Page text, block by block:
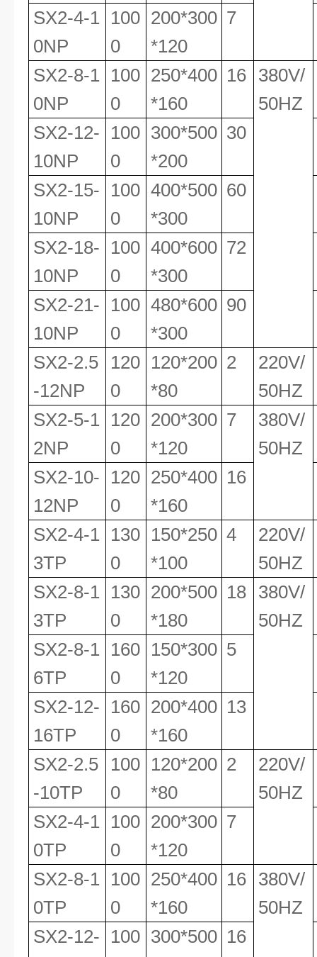
SX2-4-1
0NP
100
0
200*300
*120
7
SX2-8-1
0NP
100
0
250*400
*160
16 380V/
50HZ
SX2-12-
10NP
100
0
300*500
*200
30
SX2-15-
10NP
100
0
400*500
*300
60
SX2-18-
10NP
100
0
400*600
*300
72
SX2-21-
10NP
100
0
480*600
*300
90
SX2-2.5
-12NP
120
0
120*200
*80
2
220V/
50HZ
SX2-5-1
2NP
120
0
200*300
*120
7
380V/
50HZ
SX2-10-
12NP
120
0
250*400
*160
16
SX2-4-1
3TP
130
0
150*250
*100
4
220V/
50HZ
SX2-8-1
3TP
130
0
200*500
*180
18 380V/
50HZ
SX2-8-1
6TP
160
0
150*300
*120
5
SX2-12-
16TP
160
0
200*400
*160
13
SX2-2.5
-10TP
100
0
120*200
*80
2
220V/
50HZ
SX2-4-1
0TP
100
0
200*300
*120
7
SX2-8-1
0TP
100
0
250*400
*160
16 380V/
50HZ
SX2-12- 100 300*500 16